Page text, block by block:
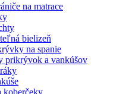
na matrace
bielizeň
na spanie
prikrývok a vankúšov
koberčeky